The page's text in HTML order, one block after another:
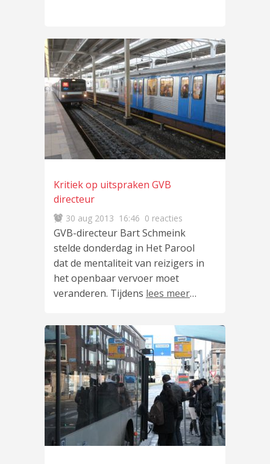
Kritiek op uitspraken GVB
directeur
30 aug 2013 16:46 0 reacties
GVB-directeur Bart Schmeink
stelde donderdag in Het Parool
dat de mentaliteit van reizigers in
het openbaar vervoer moet
veranderen. Tijdens lees meer…